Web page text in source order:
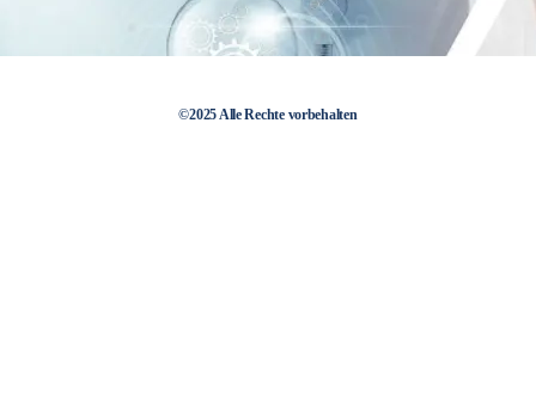
©2025 Alle Rechte vorbehalten